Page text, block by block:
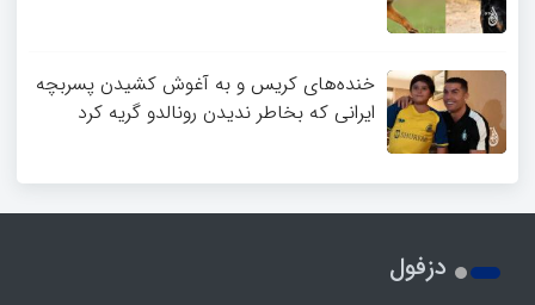
خنده‌های کریس و به آغوش کشیدن پسربچه
ایرانی که بخاطر ندیدن رونالدو گریه کرد
دزفول